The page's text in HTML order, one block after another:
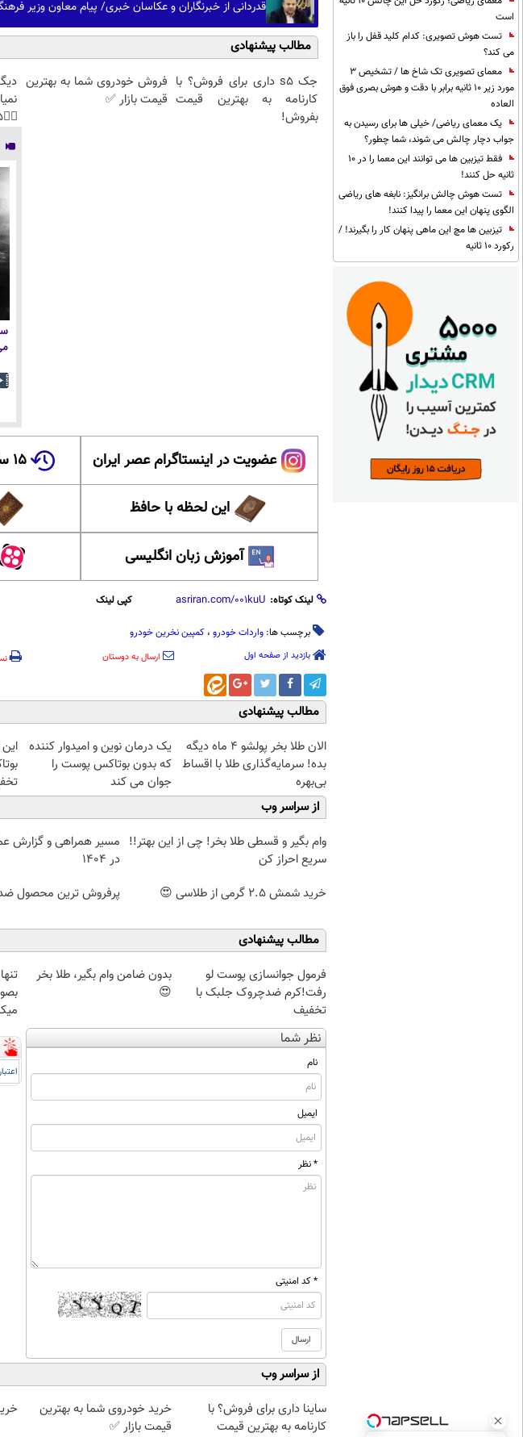
است
تست هوش تصویری: کدام کلید قفل را باز
می کند؟
معمای تصویری تک شاخ ها / تشخیص 3
مورد زیر 10 ثانیه برابر با دقت و هوش بصری فوق
العاده
یک معمای ریاضی/ خیلی ها برای رسیدن به
جواب دچار چالش می شوند، شما چطور؟
فقط تیزبین ها می توانند این معما را در 10
ثانیه حل کنند!
تست هوش چالش برانگیز: نابغه های ریاضی
الگوی پنهان این معما را پیدا کنند!
تیزبین ها مچ این ماهی پنهان کار را بگیرند! /
رکورد 10 ثانیه
قدردانی از خبرنگاران و عکاسان خبری/ پیام معاون وزیر
مطالب پیشنهادی
جک s5 داری برای فروش؟ با
کارنامه به بهترین قیمت
بفروش!
فروش خودروی شما به بهترین
قیمت بازار ✅
👈🏻45%تخفیف
عضویت در اینستاگرام عصر ایران ۱۵ سال پیش در چنین روزی
این لحظه با حافظ
آموزش زبان انگلیسی
لینک کوتاه: کپی لینک
برچسب ها: واردات خودرو ، کمپین نخرین خودرو
بازدید از صفحه اول ارسال به دوستان
مطالب پیشنهادی
الان طلا بخر پولشو 4 ماه دیگه
بده! سرمایه‌گذاری طلا با اقساط
بی‌بهره
یک درمان نوین و امیدوار کننده
که بدون بوتاکس پوست را
جوان می کند
از سراسر وب
وام بگیر و قسطی طلا بخر! چی از این بهتر!!
سریع احراز کن
مسیر همراهی و گزارش
در ۱۴۰۴
خرید شمش 2.5 گرمی از طلاسی 😍
پرفروش ترین محصول
مطالب پیشنهادی
فرمول جوانسازی پوست لو
رفت!کرم ضدچروک جلبک با
تخفیف
بدون ضامن وام بگیر، طلا بخر
😍
نظر شما
نام
ایمیل
* نظر
* کد امنیتی
از سراسر وب
ساینا داری برای فروش؟ با
کارنامه به بهترین قیمت
خرید خودروی شما به بهترین
قیمت بازار ✅
خرید